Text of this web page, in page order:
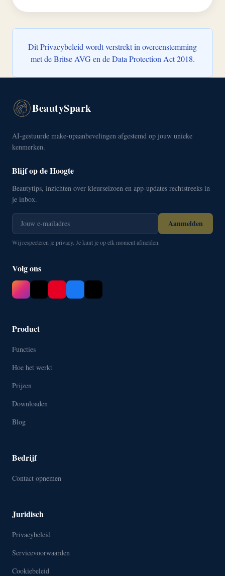
Dit Privacybeleid wordt verstrekt in overeenstemming
met de Britse AVG en de Data Protection Act 2018.
BeautySpark
AI-gestuurde make-upaanbevelingen afgestemd op jouw unieke
kenmerken.
Blijf op de Hoogte
Beautytips, inzichten over kleurseizoen en app-updates rechtstreeks in
je inbox.
Aanmelden
Wij respecteren je privacy. Je kunt je op elk moment afmelden.
Volg ons
Product
Functies
Hoe het werkt
Prijzen
Downloaden
Blog
Bedrijf
Contact opnemen
Juridisch
Privacybeleid
Servicevoorwaarden
Cookiebeleid